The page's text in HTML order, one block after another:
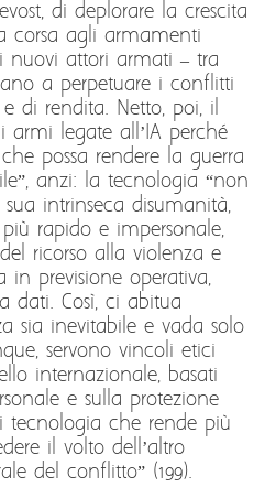
di deplorare la crescita
corsa agli armamenti
nuovi attori armati – tra
a perpetuare i conflitti
di rendita. Netto, poi, il
armi legate all’IA perché
possa rendere la guerra
anzi: la tecnologia “non
intrinseca disumanità,
rapido e impersonale,
ricorso alla violenza e
in previsione operativa,
dati. Così, ci abitua
sia inevitabile e vada solo
servono vincoli etici
internazionale, basati
e sulla protezione
tecnologia che rende più
il volto dell’altro
del conflitto” (199).